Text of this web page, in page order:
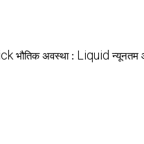
भौतिक अवस्था : Liquid न्यूनतम